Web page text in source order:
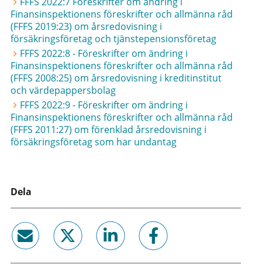
Finansinspektionens föreskrifter och allmänna råd
(FFFS 2019:23) om årsredovisning i
försäkringsföretag och tjänstepensionsföretag
FFFS 2022:8 - Föreskrifter om ändring i
Finansinspektionens föreskrifter och allmänna råd
(FFFS 2008:25) om årsredovisning i kreditinstitut
och värdepappersbolag
FFFS 2022:9 - Föreskrifter om ändring i
Finansinspektionens föreskrifter och allmänna råd
(FFFS 2011:27) om förenklad årsredovisning i
försäkringsföretag som har undantag
Dela